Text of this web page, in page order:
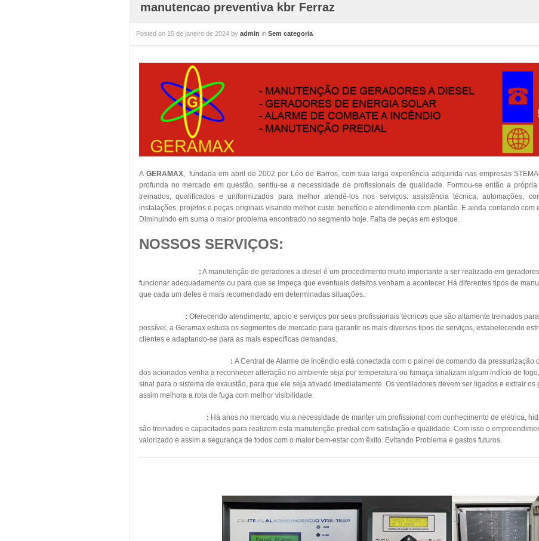
manutencao preventiva kbr Ferraz
Posted on 15 de janeiro de 2024 by admin in Sem categoria
A GERAMAX, fundada em abril de 2002 por Léo de Barros, com sua larga experiência adquirida nas empresas
profunda no mercado em questão, sentiu-se a necessidade de profissionais de qualidade. Formou-se então a
treinados, qualificados e uniformizados para melhor atendê-los nos serviços: assistência técnica, automações,
instalações, projetos e peças originais visando melhor custo benefício e atendimento com plantão. E ainda contando com
Diminuindo em suma o maior problema encontrado no segmento hoje. Falta de peças em estoque.
NOSSOS SERVIÇOS:
: A manutenção de geradores a diesel é um procedimento muito importante a ser realizado em
funcionar adequadamente ou para que se impeça que eventuais defeitos venham a acontecer. Há diferentes tipos de
que cada um deles é mais recomendado em determinadas situações.
: Oferecendo atendimento, apoio e serviços por seus profissionais técnicos que são altamente treinados
possível, a Geramax estuda os segmentos de mercado para garantir os mais diversos tipos de serviços, estabelecendo
clientes e adaptando-se para as mais específicas demandas.
: A Central de Alarme de Incêndio está conectada com o painel de comando da pressurização
dos acionados venha a reconhecer alteração no ambiente seja por temperatura ou fumaça sinalizam algum indício de
sinal para o sistema de exaustão, para que ele seja ativado imediatamente. Os ventiladores devem ser ligados e extrair os
assim melhora a rota de fuga com melhor visibilidade.
: Há anos no mercado viu a necessidade de manter um profissional com conhecimento de elétrica,
são treinados e capacitados para realizem esta manutenção predial com satisfação e qualidade. Com isso o
valorizado e assim a segurança de todos com o maior bem-estar com êxito. Evitando Problema e gastos futuros.